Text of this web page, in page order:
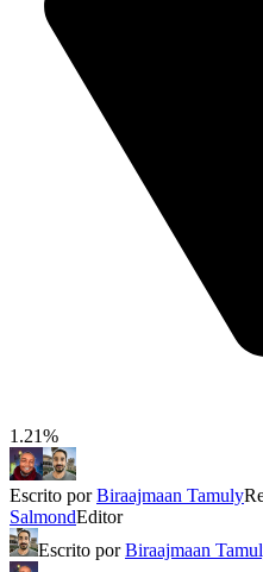
1.21%
Escrito porBiraajmaan Tamuly
SalmondEditor
Escrito porBiraajmaan